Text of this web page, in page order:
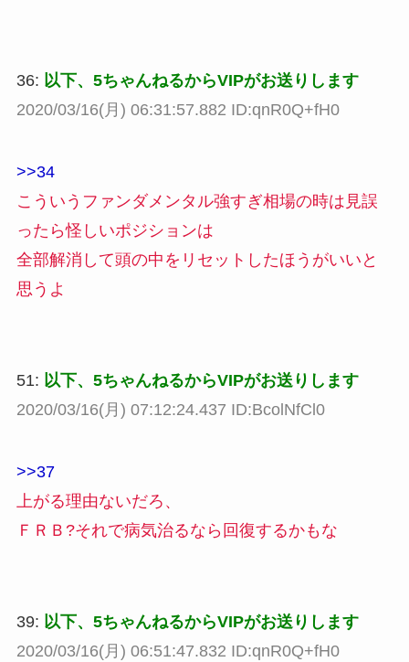
36: 以下、5ちゃんねるからVIPがお送りします
2020/03/16(月) 06:31:57.882 ID:qnR0Q+fH0
>>34
こういうファンダメンタル強すぎ相場の時は見誤
ったら怪しいポジションは
全部解消して頭の中をリセットしたほうがいいと
思うよ
51: 以下、5ちゃんねるからVIPがお送りします
2020/03/16(月) 07:12:24.437 ID:BcolNfCl0
>>37
上がる理由ないだろ、
ＦＲＢ?それで病気治るなら回復するかもな
39: 以下、5ちゃんねるからVIPがお送りします
2020/03/16(月) 06:51:47.832 ID:qnR0Q+fH0